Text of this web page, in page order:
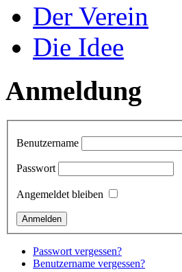
Der Verein
Die Idee
Anmeldung
Benutzername
Passwort
Angemeldet bleiben
Passwort vergessen?
Benutzername vergessen?